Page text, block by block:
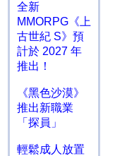
全新
MMORPG《上
古世紀 S》預
計於 2027 年
推出！
《黑色沙漠》
推出新職業
「探員」
輕鬆成人放置